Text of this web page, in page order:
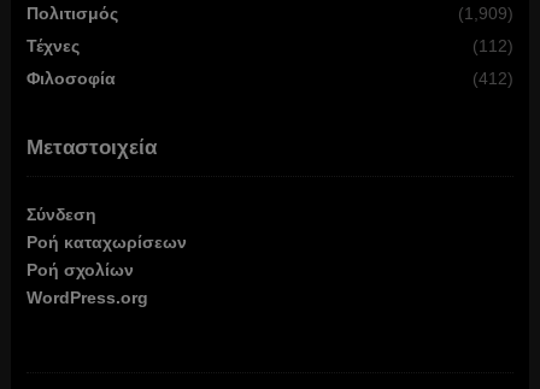
Πολιτισμός
(1,909)
Τέχνες
(112)
Φιλοσοφία
(412)
Μεταστοιχεία
Σύνδεση
Ροή καταχωρίσεων
Ροή σχολίων
WordPress.org